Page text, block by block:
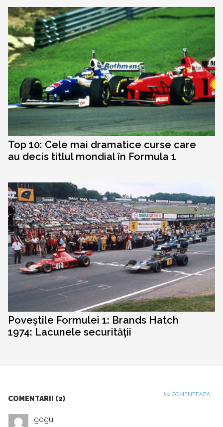
Top 10: Cele mai dramatice curse care
au decis titlul mondial în Formula 1
Poveştile Formulei 1: Brands Hatch
1974: Lacunele securităţii
COMENTARII (2)
COMENTEAZA
gogu